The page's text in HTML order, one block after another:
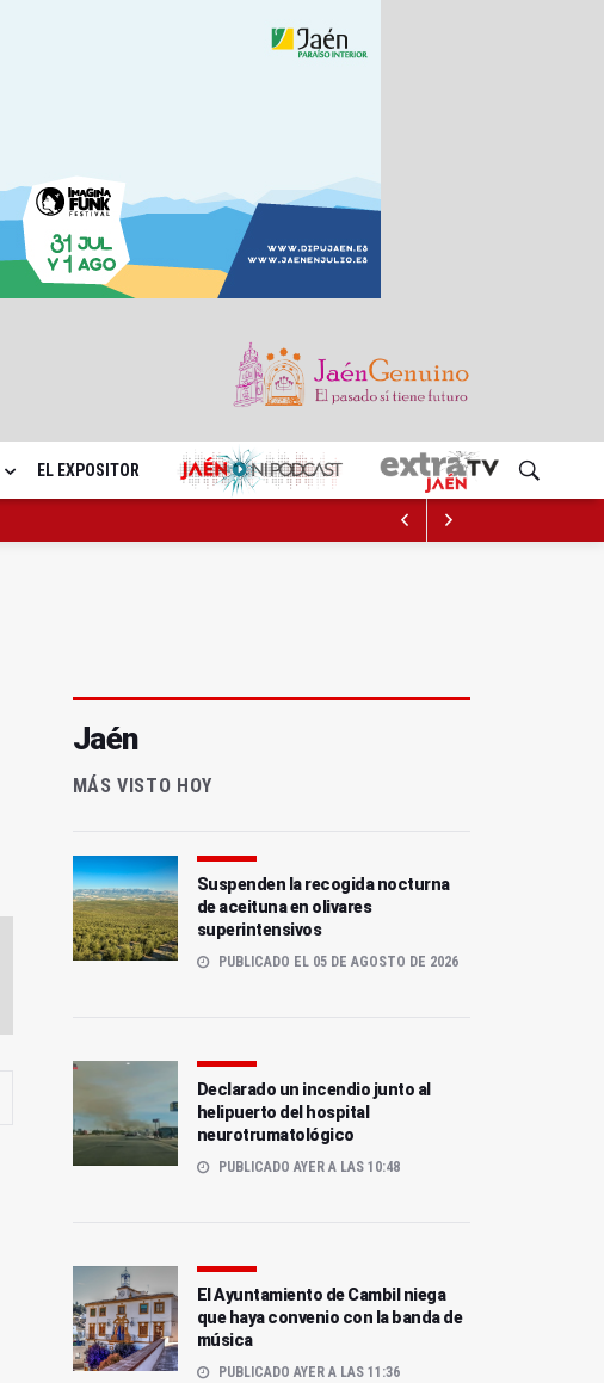
EL EXPOSITOR
Jaén
MÁS VISTO HOY
Suspenden la recogida nocturna
de aceituna en olivares
superintensivos
PUBLICADO EL 05 DE AGOSTO DE 2026
Declarado un incendio junto al
helipuerto del hospital
neurotrumatológico
PUBLICADO AYER A LAS 10:48
El Ayuntamiento de Cambil niega
que haya convenio con la banda de
música
PUBLICADO AYER A LAS 11:36